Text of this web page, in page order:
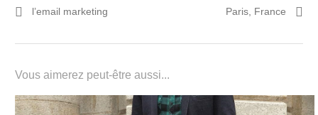
l’article
l’email marketing
Paris, France
Vous aimerez peut-être aussi...